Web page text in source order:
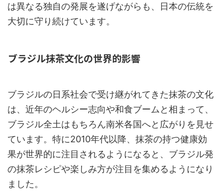
は異なる独自の発展を遂げながらも、日本の伝統を
大切に守り続けています。
ブラジル抹茶文化の世界的影響
ブラジルの日系社会で受け継がれてきた抹茶の文化
は、近年のヘルシー志向や和食ブームと相まって、
ブラジル全土はもちろん南米各国へと広がりを見せ
ています。特に2010年代以降、抹茶の持つ健康効
果が世界的に注目されるようになると、ブラジル発
の抹茶レシピや楽しみ方が注目を集めるようになり
ました。